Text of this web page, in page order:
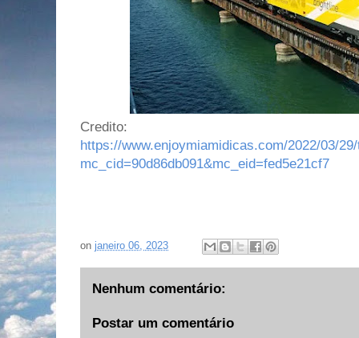
Credito:
https://www.enjoymiamidicas.com/2022/03/
mc_cid=90d86db091&mc_eid=fed5e21cf7
on janeiro 06, 2023
Nenhum comentário:
Postar um comentário